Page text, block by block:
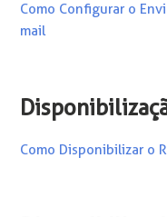
Como Configurar o
mail
Como Disponibilizar o